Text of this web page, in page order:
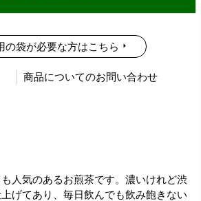
の袋が必要な方はこちら
商品についてのお問い合わせ
人気のあるお煎茶です。濃いけれど渋
げてあり、毎日飲んでも飲み飽きない